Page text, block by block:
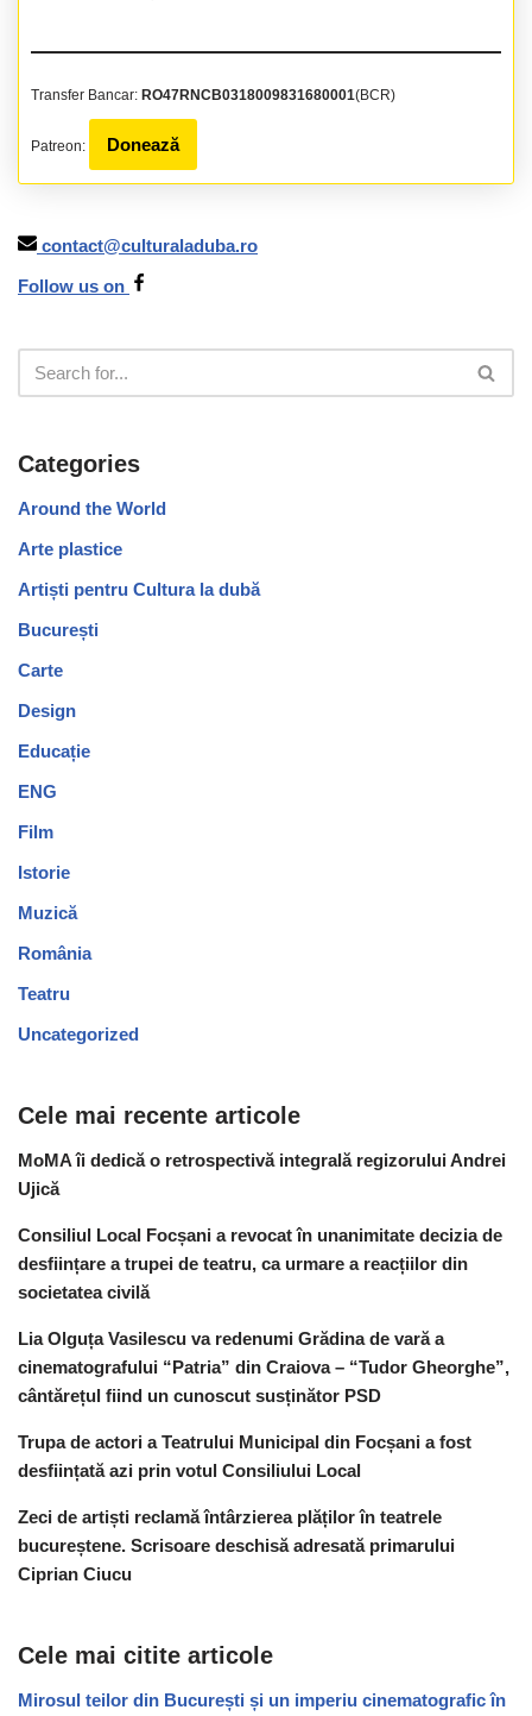
Transfer Bancar: RO47RNCB0318009831680001(BCR)
Patreon: Donează
contact@culturaladuba.ro
Follow us on
Categories
Around the World
Arte plastice
Artiști pentru Cultura la dubă
București
Carte
Design
Educație
ENG
Film
Istorie
Muzică
România
Teatru
Uncategorized
Cele mai recente articole
MoMA îi dedică o retrospectivă integrală regizorului Andrei
Ujică
Consiliul Local Focșani a revocat în unanimitate decizia de
desființare a trupei de teatru, ca urmare a reacțiilor din
societatea civilă
Lia Olguța Vasilescu va redenumi Grădina de vară a
cinematografului “Patria” din Craiova – “Tudor Gheorghe”,
cântărețul fiind un cunoscut susținător PSD
Trupa de actori a Teatrului Municipal din Focșani a fost
desființată azi prin votul Consiliului Local
Zeci de artiști reclamă întârzierea plăților în teatrele
bucureștene. Scrisoare deschisă adresată primarului
Ciprian Ciucu
Cele mai citite articole
Mirosul teilor din București și un imperiu cinematografic în